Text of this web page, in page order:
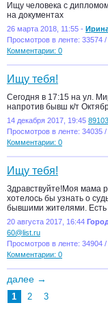
Ищу человека с
на документах
26 марта 2018, 11:55 -
Просмотров в ленте: 33574
Комментарии: 0
Ищу тебя!
Сегодня в 17:15 на ул.
напротив бывш к/т
14 декабря 2017, 19:45
Просмотров в ленте: 34035
Комментарии: 0
Ищу тебя!
Здравствуйте!Моя мама
хотелось бы узнать о
бывшими жителями. Есть
20 августа 2017, 16:44
60@list.ru
Просмотров в ленте: 34904
Комментарии: 0
далее →
1 2 3